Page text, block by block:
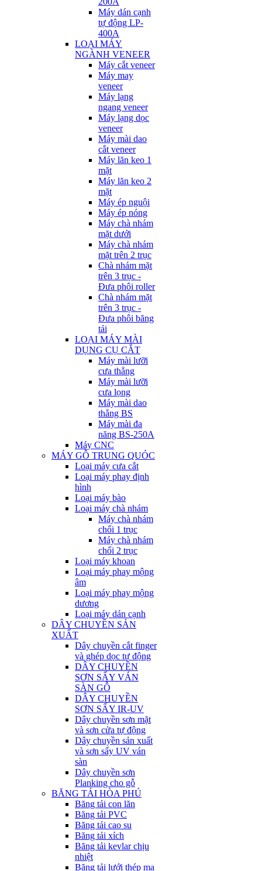
Máy dán cạnh
tự động LP-
400A
LOẠI MÁY
NGÀNH VENEER
Máy cắt veneer
Máy may
veneer
Máy lạng
ngang veneer
Máy lạng dọc
veneer
Máy mài dao
cắt veneer
Máy lăn keo 1
mặt
Máy lăn keo 2
mặt
Máy ép nguội
Máy ép nóng
Máy chà nhám
mặt dưới
Máy chà nhám
mặt trên 2 trục
Chà nhám mặt
trên 3 trục -
Đưa phôi roller
Chà nhám mặt
trên 3 trục -
Đưa phôi băng
tải
LOẠI MÁY MÀI
DỤNG CỤ CẮT
Máy mài lưỡi
cưa thẳng
Máy mài lưỡi
cưa lọng
Máy mài dao
thẳng BS
Máy mài đa
năng BS-250A
Máy CNC
MÁY GỖ TRUNG QUÓC
Loại máy cưa cắt
Loại máy phay định
hình
Loại máy bào
Loại máy chà nhám
Máy chà nhám
chổi 1 trục
Máy chà nhám
chổi 2 trục
Loại máy khoan
Loại máy phay mộng
âm
Loại máy phay mộng
dương
Loại máy dán cạnh
DÂY CHUYỀN SẢN
XUẤT
Dây chuyền cắt finger
và ghép dọc tự động
DÂY CHUYỀN
SƠN SẤY VÁN
SÀN GỖ
DÂY CHUYỀN
SƠN SẤY IR-UV
Dây chuyền sơn mặt
và sơn cửa tự động
Dây chuyền sản xuất
và sơn sấy UV ván
sàn
Dây chuyền sơn
Planking cho gỗ
BĂNG TẢI HÒA PHÚ
Băng tải con lăn
Băng tải PVC
Băng tải cao su
Băng tải xích
Băng tải kevlar chịu
nhiệt
Băng tải lưới thép mạ